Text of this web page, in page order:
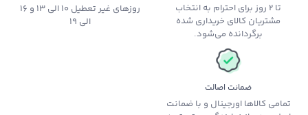
تا 2 روز برای احترام به انتخاب
مشتریان کالای خریداری شده
برگردانده می‌شود.
روزهای غیر تعطیل 10 الی 13 و 16
الی 19
ضمانت اصالت
تمامی کالاها اورجینال و با ضمانت